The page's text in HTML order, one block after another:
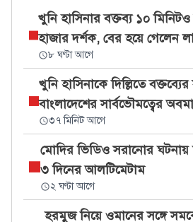
খুনি হাসিনার বক্তব্য ১০
হাজার দর্শক, বের হয়ে গেলেন
৮ ঘণ্টা আগে
খুনি হাসিনাকে দিল্লিতে
বাংলাদেশের সার্বভৌমত্বের
৩৭ মিনিট আগে
মোদির ভিডিও সরানোর ঘটনায়
৩ দিনের আলটিমেটাম
২ ঘণ্টা আগে
হরমুজ নিয়ে ওমানের সঙ্গে